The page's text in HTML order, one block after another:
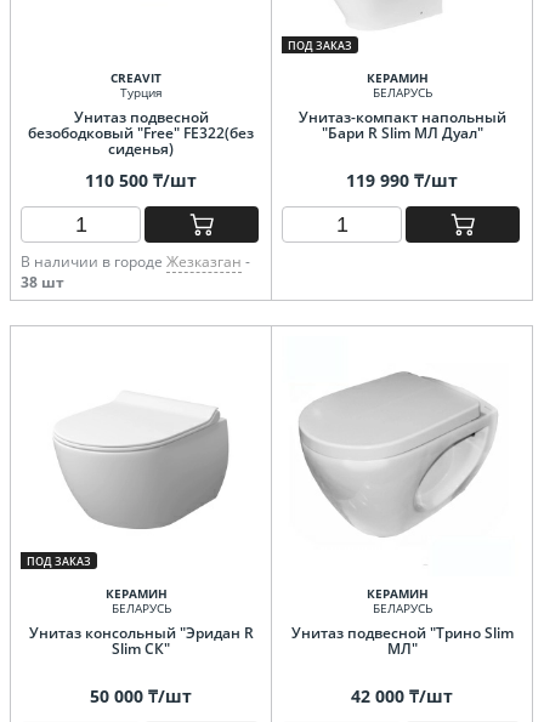
CREAVIT
Турция
Унитаз подвесной
безободковый "Free" FE322(без
сиденья)
110 500 ₸/шт
В наличии в городе Жезказган -
38 шт
ПОД ЗАКАЗ
КЕРАМИН
БЕЛАРУСЬ
Унитаз-компакт напольный
"Бари R Slim МЛ Дуал"
119 990 ₸/шт
ПОД ЗАКАЗ
КЕРАМИН
БЕЛАРУСЬ
Унитаз консольный "Эридан R
Slim СК"
50 000 ₸/шт
КЕРАМИН
БЕЛАРУСЬ
Унитаз подвесной "Трино Slim
МЛ"
42 000 ₸/шт